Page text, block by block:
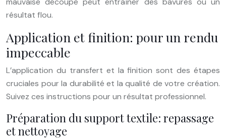
résultat flou.
Application et finition: pour un rendu
impeccable
L’application du transfert et la finition sont des étapes
cruciales pour la durabilité et la qualité de votre création.
Suivez ces instructions pour un résultat professionnel.
Préparation du support textile: repassage
et nettoyage